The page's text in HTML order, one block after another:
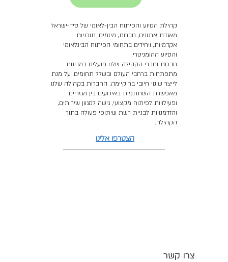
קהילת הסיוע והפיתוח הבין-לאומי של סיד-ישראל
מאגדת ארגונים, חברות, מיזמים, תוכניות
אקדמיות, ויחידים בתחומי הפיתוח הבינלאומי
והסיוע ההומניטרי.
חברות וחברי הקהילה שלנו פועלים במדינות
מתפתחות ברחבי העולם ובשלל תחומים, על מנת
לייצר שינוי חיובי בר קיימה. החברות בקהילה שלנו
מאפשרת השתתפות באירועים בין מגזריים
ופעילויות לפיתוח מקצועי, גישה למגוון שירותים,
והזדמנויות לבניית רשת שיתופי פעולה בתוך
הקהילה.
הצטרפו אלינו
צרו קשר